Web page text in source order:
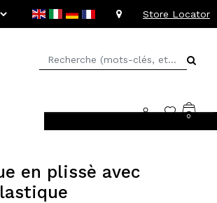
Store Locator
0
en plissè avec